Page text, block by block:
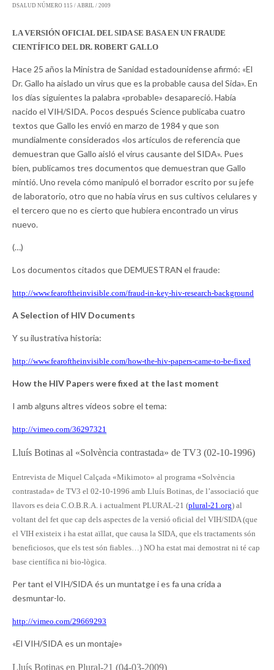
DSALUD NÚMERO 115 / ABRIL / 2009
LA VERSIÓN OFICIAL DEL SIDA SE BASA EN UN FRAUDE
CIENTÍFICO DEL DR. ROBERT GALLO
Hace 25 años la Ministra de Sanidad estadounidense afirmó: «El
Dr. Gallo ha aislado un virus que es la probable causa del Sida». En
los días siguientes la palabra «probable» desapareció. Había
nacido el VIH/SIDA. Pocos después Science publicaba cuatro
textos que Gallo les envió en marzo de 1984 y que son
mundialmente considerados «los artículos de referencia que
demuestran que Gallo aisló el virus causante del SIDA». Pues
bien, publicamos tres documentos que demuestran que Gallo
mintió. Uno revela cómo manipuló el borrador escrito por su jefe
de laboratorio, otro que no había virus en sus cultivos celulares y
el tercero que no es cierto que hubiera encontrado un virus
nuevo.
(…)
Los documentos citados que DEMUESTRAN el fraude:
http://www.fearoftheinvisible. com/fraud-in-key-hiv-research-background
A Selection of HIV Documents
Y su ilustrativa historia:
http://www.fearoftheinvisible. com/how-the-hiv-papers-came-to-be-fixed
How the HIV Papers were fixed at the last moment
I amb alguns altres vídeos sobre el tema:
http://vimeo.com/36297321
Lluís Botinas al «Solvència contrastada» de TV3 (02-10-1996)
Entrevista de Miquel Calçada «Mikimoto» al programa «Solvència
contrastada» de TV3 el 02-10-1996 amb Lluís Botinas, de l’associació que
llavors es deia C.O.B.R.A. i actualment PLURAL-21 (plural-21.org) al
voltant del fet que cap dels aspectes de la versió oficial del VIH/SIDA (que
el VIH existeix i ha estat aïllat, que causa la SIDA, que els tractaments són
beneficiosos, que els test són fiables…) NO ha estat mai demostrat ni té cap
base científica ni bio-lògica.
Per tant el VIH/SIDA és un muntatge i es fa una crida a
desmuntar-lo.
http://vimeo.com/29669293
«El VIH/SIDA es un montaje»
Lluís Botinas en Plural-21 (04-03-2009)